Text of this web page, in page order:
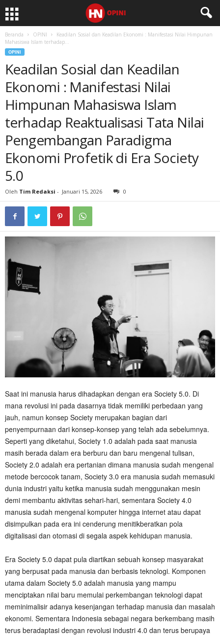
Beranda OPINI
Keadilan Sosial dan Keadilan Ekonomi : Manifestasi Nilai Himpunan
Mahasiswa Islam terhadap...
OPINI
Keadilan Sosial dan Keadilan
Ekonomi : Manifestasi Nilai
Himpunan Mahasiswa Islam
terhadap Reaktualisasi Tata Nilai
Pengembangan Paradigma
Ekonomi Profetik di Era Society
5.0
Oleh Tim Redaksi - Januari 15, 2026 0
Saat ini manusia harus dihadapkan dengan era Society 5.0. Di
mana revolusi ini pada dasarnya tidak memiliki perbedaan yang
jauh, namun konsep Society merupakan bagian dari
penyempurnaan dari konsep-konsep yang telah ada sebelumnya.
Seperti yang diketahui, Society 1.0 adalah pada saat manusia
masih berada dalam era berburu dan baru mengenal tulisan,
Society 2.0 adalah era pertanian dimana manusia sudah mengenal
metode bercocok tanam, Society 3.0 era manusia sudah memasuki
dunia industri yaitu ketika manusia sudah menggunakan mesin
demi membantu aktivitas sehari-hari, sementara Society 4.0
manusia sudah mengenal komputer hingga internet atau dapat
disimpulkan pada era ini cenderung menitikberatkan pola
digitalisasi dan otomasi di segala aspek kehidupan manusia.
‎Era Society 5.0 dapat pula diartikan sebuah konsep masyarakat
yang berpusat pada manusia dan berbasis teknologi. Komponen
utama dalam Society 5.0 adalah manusia yang mampu
menciptakan nilai baru memulai perkembangan teknologi dapat
meminimalisir adanya kesenjangan terhadap manusia dan masalah
ekonomi. Sementara Indonesia sebagai negara berkembang masih
terus beradaptasi dengan revolusi industri 4.0 dan terus berupaya